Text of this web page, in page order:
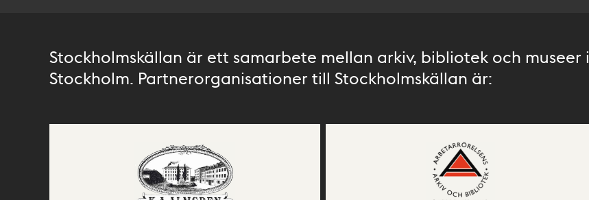
Stockholmskällan är ett samarbete mellan arkiv, bibliotek och museer i
Stockholm. Partnerorganisationer till Stockholmskällan är: